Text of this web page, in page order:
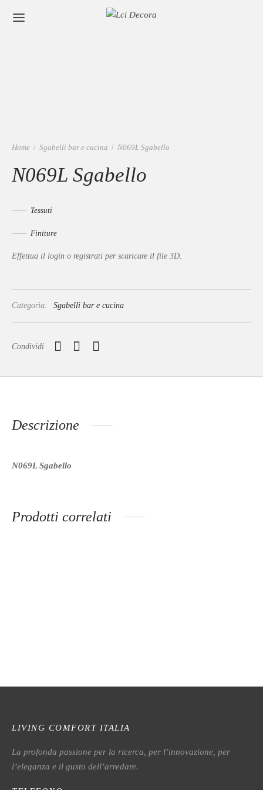
Home / Sgabelli bar e cucina / N069L Sgabello
N069L Sgabello
Tessuti
Finiture
Effettua il login o registrati per scaricare il file 3D.
Categoria: Sgabelli bar e cucina
Condividi
Descrizione
N069L Sgabello
Prodotti correlati
LIVING COMFORT ITALIA
La profonda passione per la ricerca, per l’innovazione, per
l’eleganza e il gusto dell’arredare.